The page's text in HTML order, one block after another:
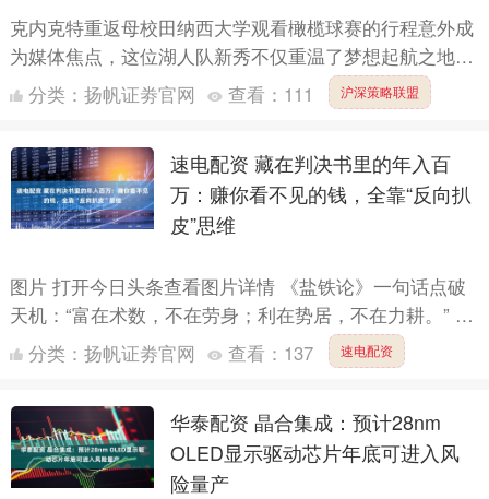
克内克特重返母校田纳西大学观看橄榄球赛的行程意外成
为媒体焦点，这位湖人队新秀不仅重温了梦想起航之地，
还首次公开了与知名网红女友的恋情。作为今年选秀大会
首轮第17....
分类： 扬帆证劵官网 查看： 111 沪深策略联盟
速电配资 藏在判决书里的年入百
万：赚你看不见的钱，全靠“反向扒
皮”思维
图片 打开今日头条查看图片详情 《盐铁论》一句话点破
天机：“富在术数，不在劳身；利在势居，不在力耕。” 当
你真正读懂这句话的时候，往往已经晚了——你早已成为
体系....
分类： 扬帆证劵官网 查看： 137 速电配资
华泰配资 晶合集成：预计28nm
OLED显示驱动芯片年底可进入风
险量产